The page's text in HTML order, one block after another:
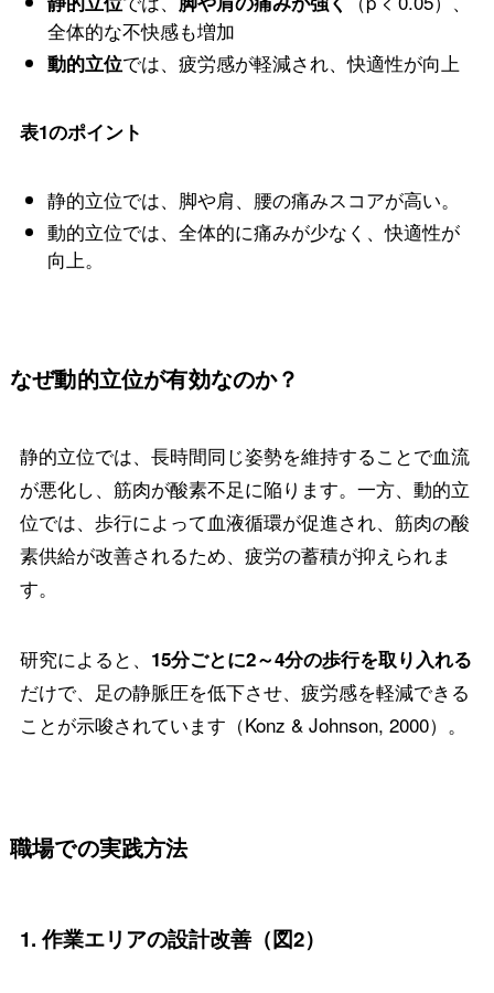
全体的な不快感も増加
動的立位では、疲労感が軽減され、快適性が向上
表1のポイント
静的立位では、脚や肩、腰の痛みスコアが高い。
動的立位では、全体的に痛みが少なく、快適性が
向上。
なぜ動的立位が有効なのか？
静的立位では、長時間同じ姿勢を維持することで血流
が悪化し、筋肉が酸素不足に陥ります。一方、動的立
位では、歩行によって血液循環が促進され、筋肉の酸
素供給が改善されるため、疲労の蓄積が抑えられま
す。
研究によると、 15分ごとに2～4分の歩行を取り入れる
だけで、足の静脈圧を低下させ、疲労感を軽減できる
ことが示唆されています（Konz & Johnson, 2000）。
職場での実践方法
1.作業エリアの設計改善（図2）